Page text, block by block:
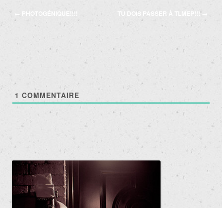
Navigation
articles
← PHOTOGÉNIQUE!!!! TU DOIS PASSER À TLMEP!!!
1 COMMENTAIRE